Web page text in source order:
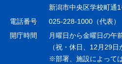
シ
ョ
新潟市中央区学校町通
電話番号
025-228-1000（代表）
開庁時間
月曜日から金曜日の午
（祝・休日、12月29日
※部署、施設によって